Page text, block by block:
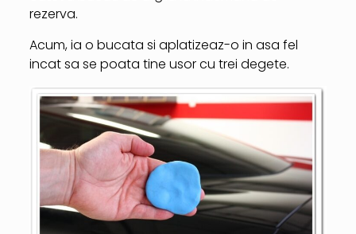
rezerva.
Acum, ia o bucata si aplatizeaz-o in asa fel
incat sa se poata tine usor cu trei degete.